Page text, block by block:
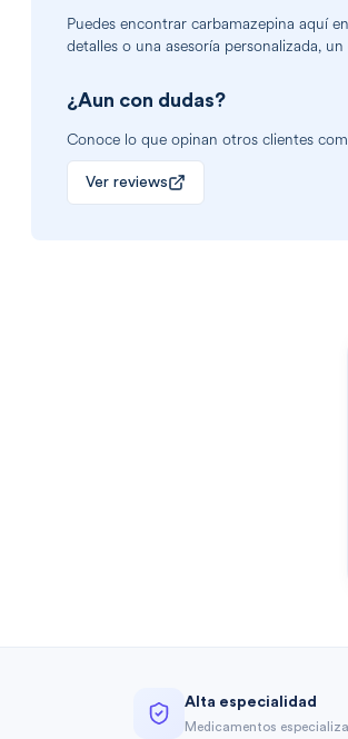
Puedes encontrar carbamazepina aquí
detalles o una asesoría personalizada,
¿Aun con dudas?
Conoce lo que opinan otros clientes
Ver reviews
Alta especialidad
Medicamentos